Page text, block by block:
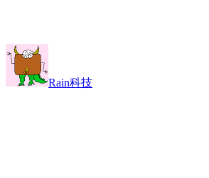
Rain科技